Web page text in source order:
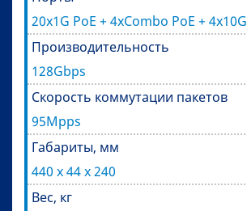
20x1G PoE + 4xCombo PoE + 4x10G
Производительность
128Gbps
Скорость коммутации пакетов
95Mpps
Габариты, мм
440 х 44 х 240
Вес, кг